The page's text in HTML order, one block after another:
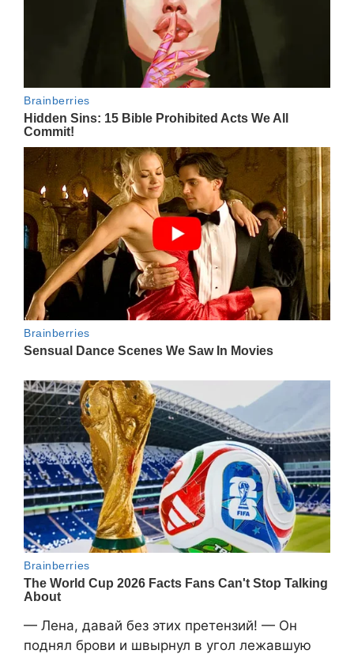
— Лена, давай без этих претензий! — Он
поднял брови и швырнул в угол лежавшую